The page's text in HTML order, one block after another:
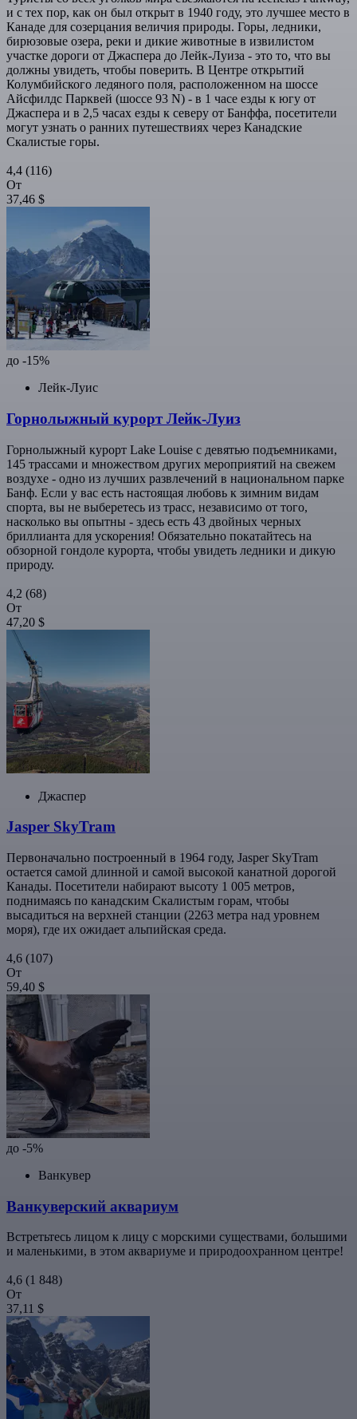
и с тех пор, как он был открыт в 1940 году, это лучшее место в
Канаде для созерцания величия природы. Горы, ледники,
бирюзовые озера, реки и дикие животные в извилистом
участке дороги от Джаспера до Лейк-Луиза - это то, что вы
должны увидеть, чтобы поверить. В Центре открытий
Колумбийского ледяного поля, расположенном на шоссе
Айсфилдс Парквей (шоссе 93 N) - в 1 часе езды к югу от
Джаспера и в 2,5 часах езды к северу от Банффа, посетители
могут узнать о ранних путешествиях через Канадские
Скалистые горы.
4,4 (116)
От
37,46 $
до -15%
Лейк-Луис
Горнолыжный курорт Лейк-Луиз
Горнолыжный курорт Lake Louise с девятью подъемниками,
145 трассами и множеством других мероприятий на свежем
воздухе - одно из лучших развлечений в национальном парке
Банф. Если у вас есть настоящая любовь к зимним видам
спорта, вы не выберетесь из трасс, независимо от того,
насколько вы опытны - здесь есть 43 двойных черных
бриллианта для ускорения! Обязательно покатайтесь на
обзорной гондоле курорта, чтобы увидеть ледники и дикую
природу.
4,2 (68)
От
47,20 $
Джаспер
Jasper SkyTram
Первоначально построенный в 1964 году, Jasper SkyTram
остается самой длинной и самой высокой канатной дорогой
Канады. Посетители набирают высоту 1 005 метров,
поднимаясь по канадским Скалистым горам, чтобы
высадиться на верхней станции (2263 метра над уровнем
моря), где их ожидает альпийская среда.
4,6 (107)
От
59,40 $
до -5%
Ванкувер
Ванкуверский аквариум
Встретьтесь лицом к лицу с морскими существами, большими
и маленькими, в этом аквариуме и природоохранном центре!
4,6 (1 848)
От
37,11 $